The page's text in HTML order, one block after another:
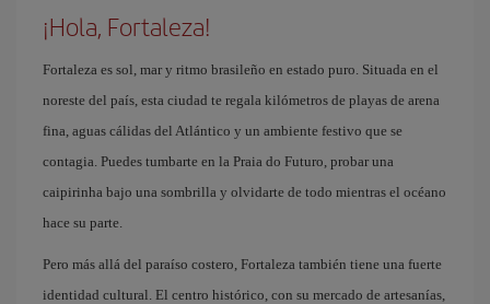
¡Hola, Fortaleza!
Fortaleza es sol, mar y ritmo brasileño en estado puro. Situada en el
noreste del país, esta ciudad te regala kilómetros de playas de arena
fina, aguas cálidas del Atlántico y un ambiente festivo que se
contagia. Puedes tumbarte en la Praia do Futuro, probar una
caipirinha bajo una sombrilla y olvidarte de todo mientras el océano
hace su parte.
Pero más allá del paraíso costero, Fortaleza también tiene una fuerte
identidad cultural. El centro histórico, con su mercado de artesanías,